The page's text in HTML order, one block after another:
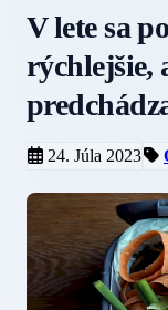
V lete sa
rýchlejšie,
24. Júla 2023